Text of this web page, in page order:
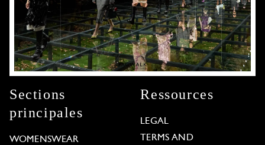
Sections
principales
WOMENSWEAR
Ressources
LEGAL
TERMS AND